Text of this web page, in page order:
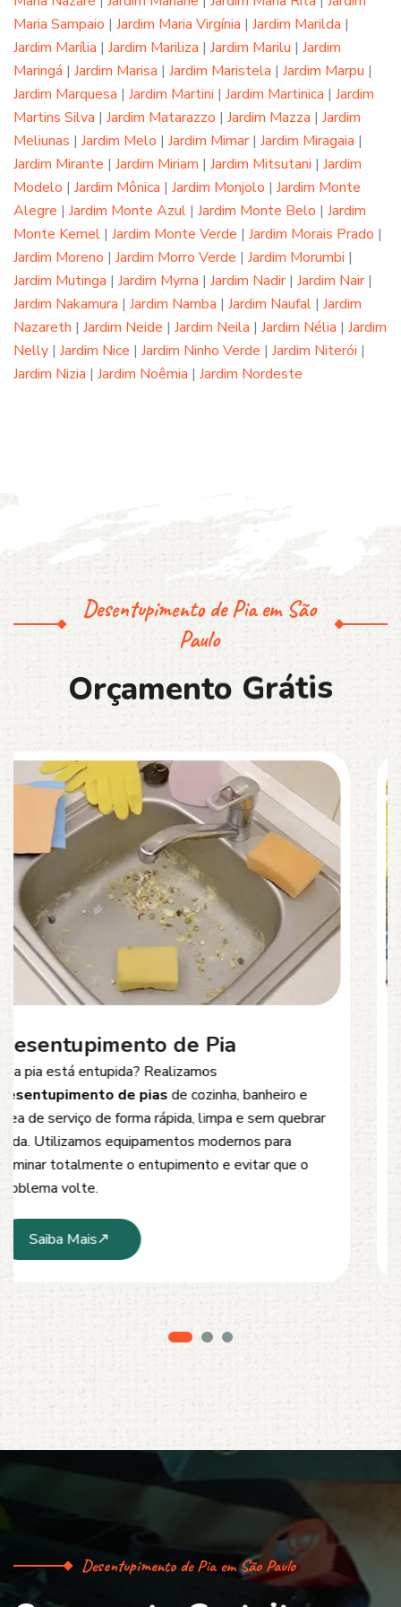
Maria Sampaio | Jardim Maria Virgínia | Jardim Marilda |
Jardim Marília | Jardim Mariliza | Jardim Marilu | Jardim
Maringá | Jardim Marisa | Jardim Maristela | Jardim Marpu |
Jardim Marquesa | Jardim Martini | Jardim Martinica | Jardim
Martins Silva | Jardim Matarazzo | Jardim Mazza | Jardim
Meliunas | Jardim Melo | Jardim Mimar| Jardim Miragaia |
Jardim Mirante | Jardim Miriam | Jardim Mitsutani | Jardim
Modelo | Jardim Mônica | Jardim Monjolo | Jardim Monte
Alegre | Jardim Monte Azul | Jardim Monte Belo | Jardim
Monte Kemel | Jardim Monte Verde | Jardim Morais Prado |
Jardim Moreno | Jardim Morro Verde | Jardim Morumbi |
Jardim Mutinga | Jardim Myrna | Jardim Nadir| Jardim Nair|
Jardim Nakamura | Jardim Namba | Jardim Naufal | Jardim
Nazareth | Jardim Neide | Jardim Neila | Jardim Nélia | Jardim
Nelly | Jardim Nice | Jardim Ninho Verde | Jardim Niterói |
Jardim Nizia | Jardim Noêmia | Jardim Nordeste
Desentupimento de Pia em São
Paulo
Orçamento Grátis
Desentupimento de Esgoto
Problemas comentupimento de esgoto
Oferecemos soluções rápidas e eficientes para
desobstrução de redes de esgoto, caixas de
inspeção e tubulações. Utilizamos equipamentos
modernos e técnicas seguras que garantem um
serviço limpo, ágil e sem danos à estrutura.
Saiba Mais
Desentupimento de Pia em São Paulo